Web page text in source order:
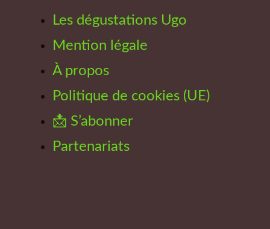
Les dégustations Ugo
Mention légale
À propos
Politique de cookies (UE)
📩 S’abonner
Partenariats